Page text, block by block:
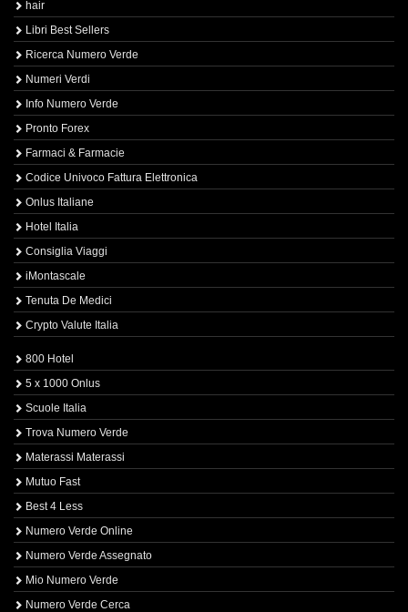
hair
Libri Best Sellers
Ricerca Numero Verde
Numeri Verdi
Info Numero Verde
Pronto Forex
Farmaci & Farmacie
Codice Univoco Fattura Elettronica
Onlus Italiane
Hotel Italia
Consiglia Viaggi
iMontascale
Tenuta De Medici
Crypto Valute Italia
800 Hotel
5 x 1000 Onlus
Scuole Italia
Trova Numero Verde
Materassi Materassi
Mutuo Fast
Best 4 Less
Numero Verde Online
Numero Verde Assegnato
Mio Numero Verde
Numero Verde Cerca